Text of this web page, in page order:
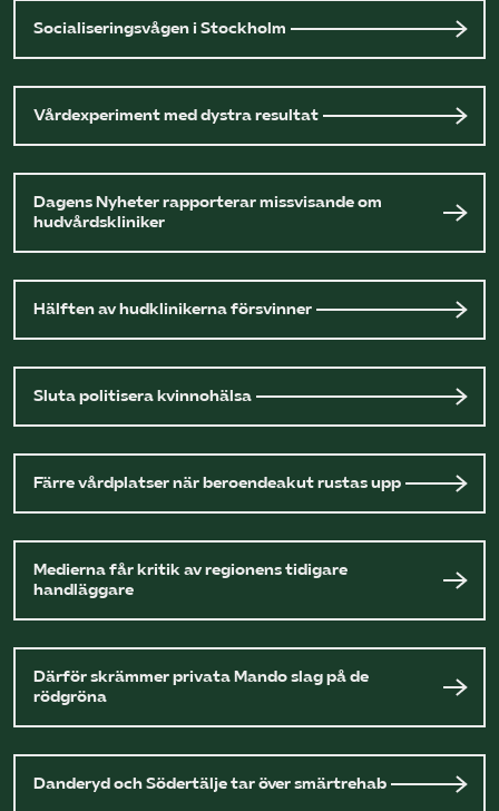
Socialiseringsvågen i Stockholm
Vårdexperiment med dystra resultat
Dagens Nyheter rapporterar missvisande om
hudvårdskliniker
Hälften av hudklinikerna försvinner
Sluta politisera kvinnohälsa
Färre vårdplatser när beroendeakut rustas upp
Medierna får kritik av regionens tidigare
handläggare
Därför skrämmer privata Mando slag på de
rödgröna
Danderyd och Södertälje tar över smärtrehab